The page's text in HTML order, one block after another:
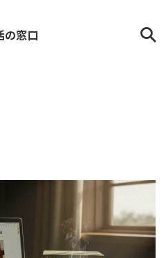
の窓口